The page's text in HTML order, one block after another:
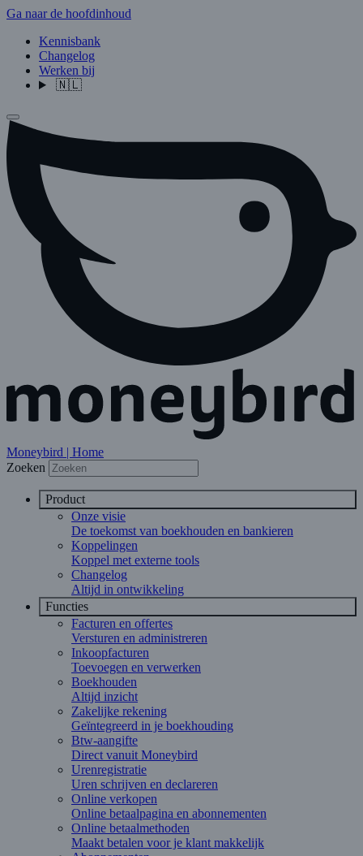
Ga naar de hoofdinhoud
Kennisbank
Changelog
Werken bij
🇳🇱
Moneybird | Home
Zoeken
Product
Onze visie
De toekomst van boekhouden en bankieren
Koppelingen
Koppel met externe tools
Changelog
Altijd in ontwikkeling
Functies
Facturen en offertes
Versturen en administreren
Inkoopfacturen
Toevoegen en verwerken
Boekhouden
Altijd inzicht
Zakelijke rekening
Geïntegreerd in je boekhouding
Btw-aangifte
Direct vanuit Moneybird
Urenregistratie
Uren schrijven en declareren
Online verkopen
Online betaalpagina en abonnementen
Online betaalmethoden
Maakt betalen voor je klant makkelijk